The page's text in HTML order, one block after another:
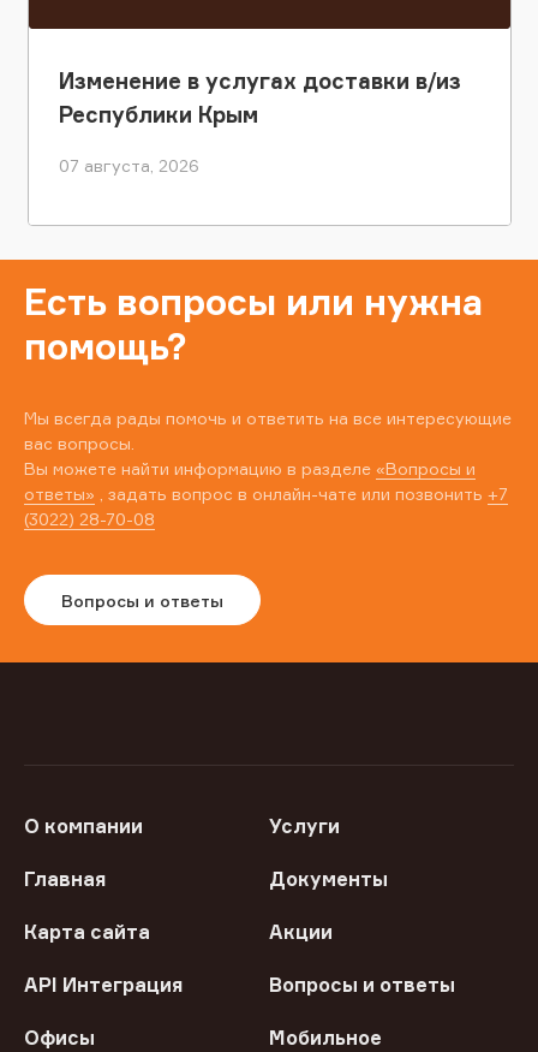
Изменение в услугах доставки в/из
Республики Крым
07 августа, 2026
Есть вопросы или нужна
помощь?
Мы всегда рады помочь и ответить на все интересующие
вас вопросы.
Вы можете найти информацию в разделе «Вопросы и
ответы» , задать вопрос в онлайн-чате или позвонить +7
(3022) 28-70-08
Вопросы и ответы
О компании Услуги
Главная Документы
Карта сайта Акции
API Интеграция Вопросы и ответы
Офисы
Мобильное